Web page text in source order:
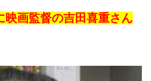
映画監督の吉田喜重さん